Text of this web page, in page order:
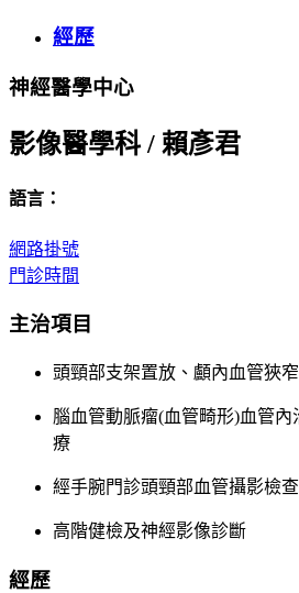
經歷
神經醫學中心
影像醫學科 / 賴彥君
語言：
網路掛號
門診時間
主治項目
頭頸部支架置放、顱內血管狹
腦血管動脈瘤(血管畸形)血管
療
經手腕門診頭頸部血管攝影檢查
高階健檢及神經影像診斷
經歷